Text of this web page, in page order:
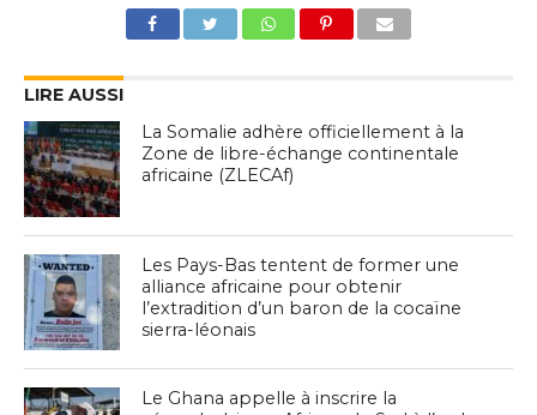
LIRE AUSSI
La Somalie adhère officiellement à la
Zone de libre-échange continentale
africaine (ZLECAf)
Les Pays-Bas tentent de former une
alliance africaine pour obtenir
l’extradition d’un baron de la cocaïne
sierra-léonais
Le Ghana appelle à inscrire la